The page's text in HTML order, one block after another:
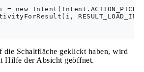
= new
die Schaltfläche geklickt haben, wird
Hilfe der Absicht geöffnet.